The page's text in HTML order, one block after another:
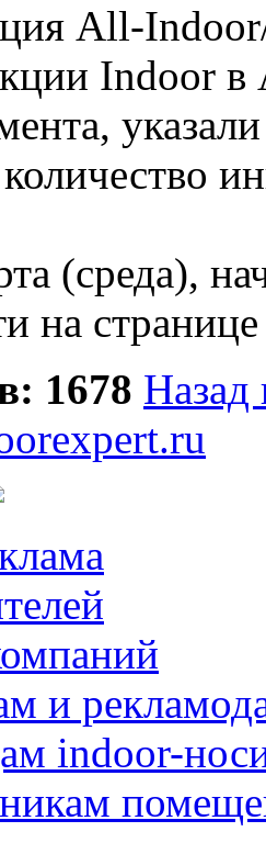
All-
Indoor
(среда),
на
1678 Назад
и
indoor-